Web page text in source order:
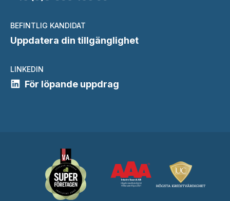
BEFINTLIG KANDIDAT
Uppdatera din tillgänglighet
LINKEDIN
För löpande uppdrag